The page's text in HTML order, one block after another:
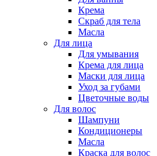
Крема
Скраб для тела
Масла
Для лица
Для умывания
Крема для лица
Маски для лица
Уход за губами
Цветочные воды
Для волос
Шампуни
Кондиционеры
Масла
Краска для волос